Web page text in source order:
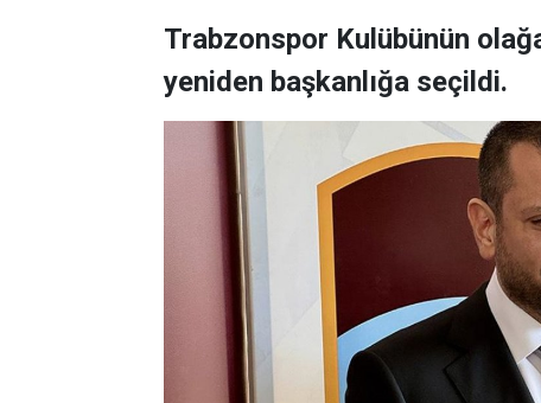
Trabzonspor Kulübünün
yeniden başkanlığa seçildi.